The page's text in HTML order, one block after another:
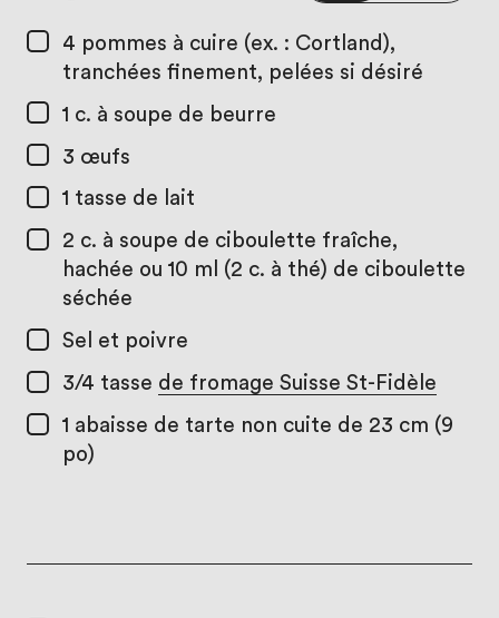
4 pommes à cuire (ex. : Cortland),
tranchées finement, pelées si désiré
1 c. à soupe de beurre
3 œufs
1 tasse de lait
2 c. à soupe de ciboulette fraîche,
hachée ou 10 ml (2 c. à thé) de ciboulette
séchée
Sel et poivre
3/4 tasse de fromage Suisse St-Fidèle
1 abaisse de tarte non cuite de 23 cm (9
po)